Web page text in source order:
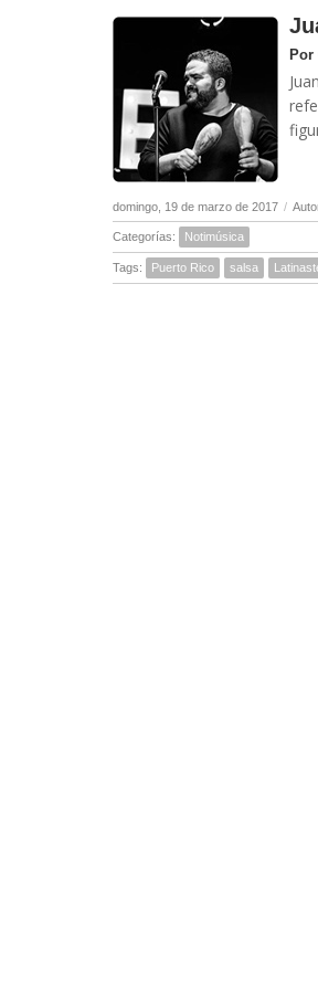
domingo, 19 de marzo de 2017 /
Categorías: Notimúsica
Tags: Puerto Rico salsa